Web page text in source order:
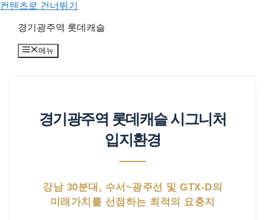
컨텐츠로 건너뛰기
경기광주역 롯데캐슬
메뉴
경기광주역 롯데캐슬 시그니처
입지환경
강남 30분대, 수서~광주선 및 GTX-D의
미래가치를 선점하는 최적의 요충지